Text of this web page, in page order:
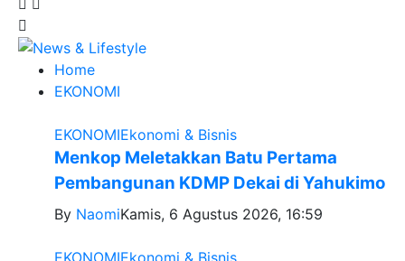
Home
EKONOMI
EKONOMIEkonomi & Bisnis
Menkop Meletakkan Batu Pertama
Pembangunan KDMP Dekai di Yahukimo
By NaomiKamis, 6 Agustus 2026, 16:59